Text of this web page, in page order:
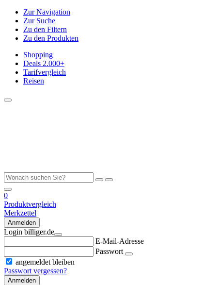
Zur Navigation
Zur Suche
Zu den Filtern
Zu den Produkten
Shopping
Deals 2.000+
Tarifvergleich
Reisen
0
Produktvergleich
Merkzettel
Anmelden
Login billiger.de
E-Mail-Adresse
Passwort
angemeldet bleiben
Passwort vergessen?
Anmelden